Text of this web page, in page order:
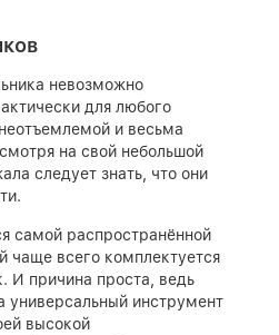
невозможно
для любого
и весьма
на свой небольшой
следует знать, что они
самой распространённой
чаще всего комплектуется
И причина проста, ведь
универсальный инструмент
высокой